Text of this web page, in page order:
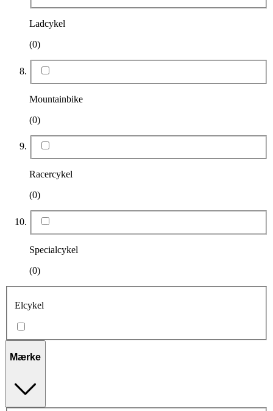
Ladcykel
(0)
Mountainbike
(0)
Racercykel
(0)
Specialcykel
(0)
Elcykel
Mærke